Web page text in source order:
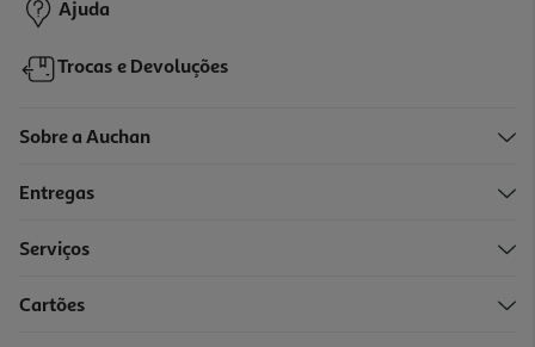
Ajuda
Trocas e Devoluções
Sobre a Auchan
Entregas
Serviços
Cartões